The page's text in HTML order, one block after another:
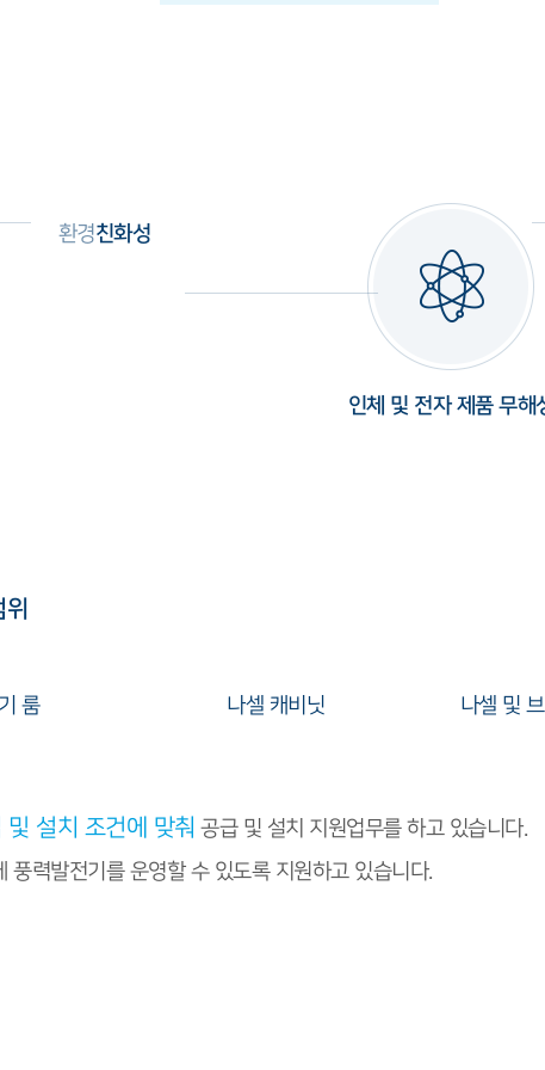
환경친화성
인체 및 전자 제품 무해
룸 나셀 캐비닛 나셀 및
설치 조건에 맞춰 공급 및 설치 지원업무를 하고 있습니다.
력발전기를 운영할 수 있도록 지원하고 있습니다.